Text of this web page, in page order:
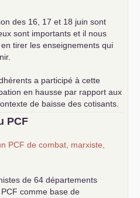
des 16, 17 et 18 juin sont
sont importants et il nous
tirer les enseignements qui
a participé à cette
en hausse par rapport aux
de baisse des cotisants.
PCF
PCF de combat, marxiste,
de 64 départements
PCF comme base de